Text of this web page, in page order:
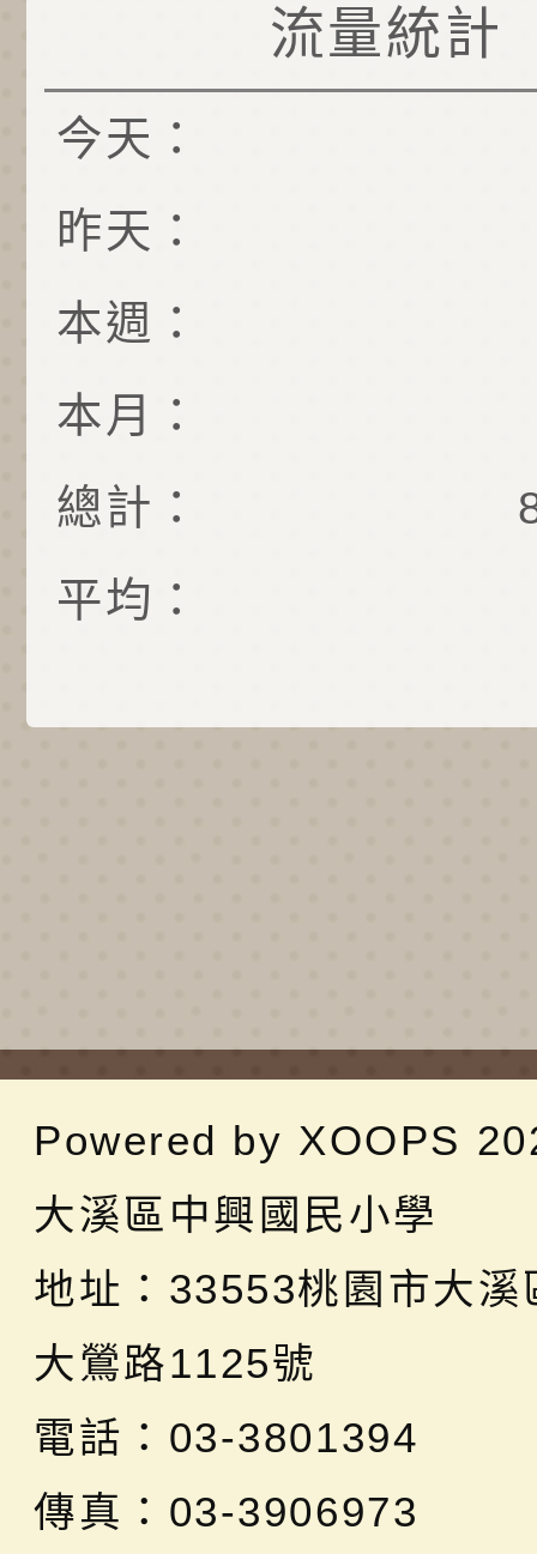
流量統計
今天：
昨天：
本週：
本月：
總計：
平均：
Powered by XOOPS
大溪區中興國民小學
地址： 33553桃園市大溪
大鶯路1125號
電話：03-3801394
傳真：03-3906973